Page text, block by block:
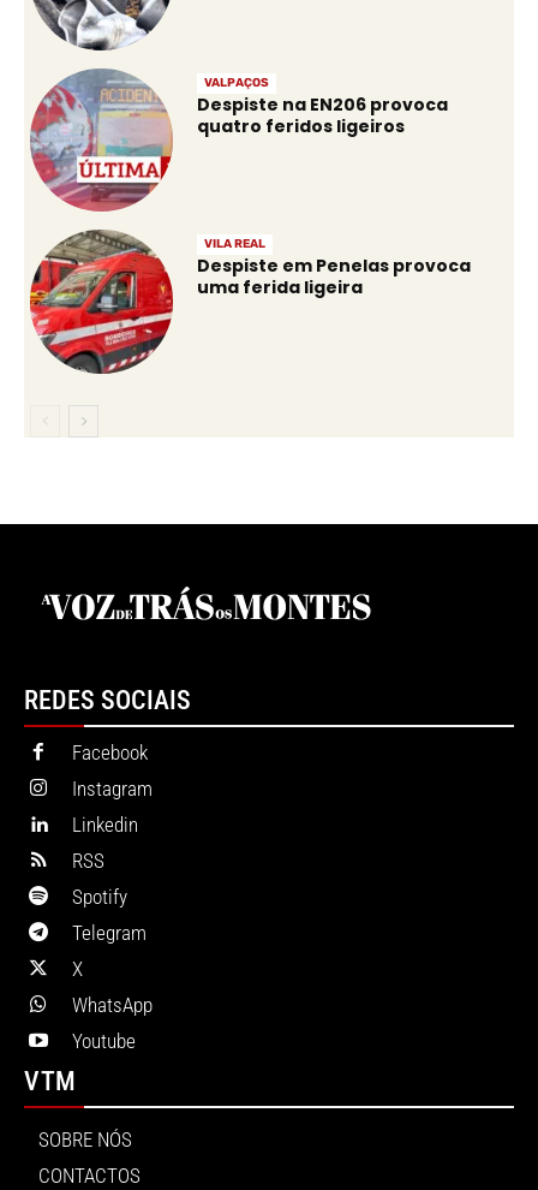
VALPAÇOS
Despiste na EN206 provoca
quatro feridos ligeiros
VILA REAL
Despiste em Penelas provoca
uma ferida ligeira
REDES SOCIAIS
Facebook
Instagram
Linkedin
RSS
Spotify
Telegram
X
WhatsApp
Youtube
VTM
SOBRE NÓS
CONTACTOS